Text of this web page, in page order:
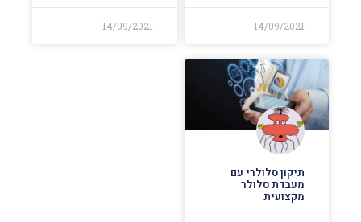
14/09/2021
14/09/2021
תיקון סלולרי עם
מעבדת סלולר
מקצועית